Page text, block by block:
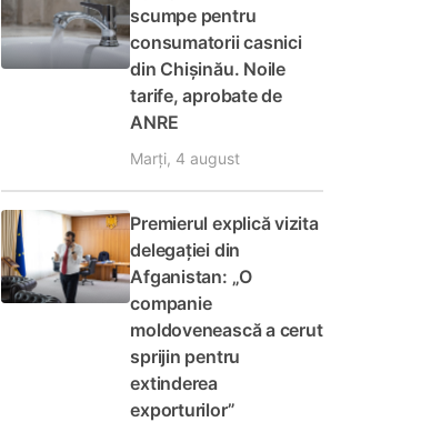
scumpe pentru
consumatorii casnici
din Chișinău. Noile
tarife, aprobate de
ANRE
Marți, 4 august
Premierul explică vizita
delegației din
Afganistan: „O
companie
moldovenească a cerut
sprijin pentru
extinderea
exporturilor”